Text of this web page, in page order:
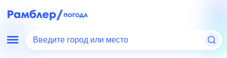
Введите город или место